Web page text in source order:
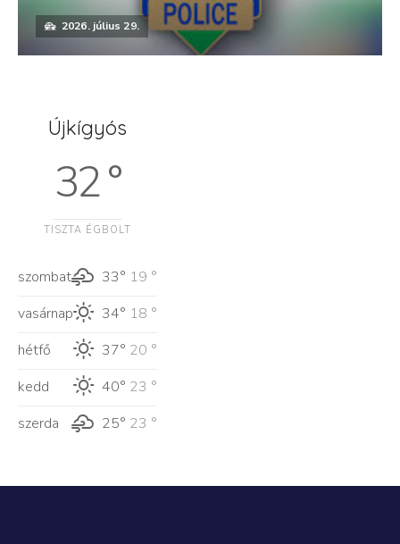
2026. július 29.
Újkígyós
32 °
TISZTA ÉGBOLT
szombat 33° 19 °
vasárnap
34° 18 °
hétfő
37° 20 °
kedd
40° 23 °
szerda
25° 23 °